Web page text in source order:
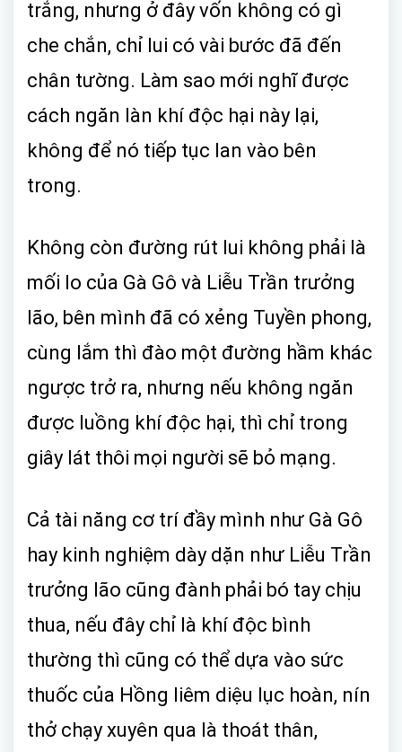
trắng, nhưng ở đây vốn không có gì
che chắn, chỉ lui có vài bước đã đến
chân tường. Làm sao mới nghĩ được
cách ngăn làn khí độc hại này lại,
không để nó tiếp tục lan vào bên
trong.
Không còn đường rút lui không phải là
mối lo của Gà Gô và Liễu Trần trưởng
lão, bên mình đã có xẻng Tuyền phong,
cùng lắm thì đào một đường hầm khác
ngược trở ra, nhưng nếu không ngăn
được luồng khí độc hại, thì chỉ trong
giây lát thôi mọi người sẽ bỏ mạng.
Cả tài năng cơ trí đầy mình như Gà Gô
hay kinh nghiệm dày dặn như Liễu Trần
trưởng lão cũng đành phải bó tay chịu
thua, nếu đây chỉ là khí độc bình
thường thì cũng có thể dựa vào sức
thuốc của Hồng liêm diệu lục hoàn, nín
thở chạy xuyên qua là thoát thân,